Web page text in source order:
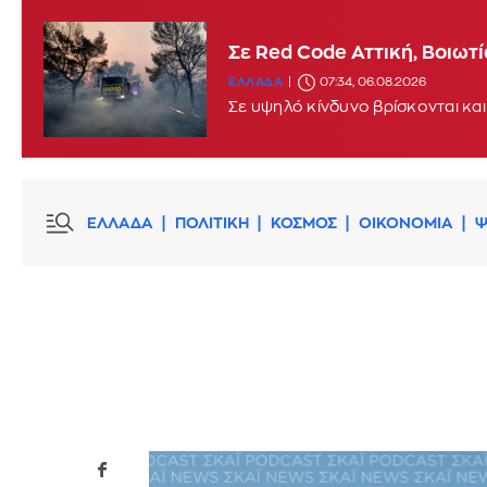
Σε Red Code Αττική,
ΕΛΛΑΔΑ 07:34, 06.08.2026
Σε υψηλό κίνδυνο βρίσκονται
ΕΛΛΑΔΑ ΠΟΛΙΤΙΚΗ ΚΟΣΜΟΣ ΟΙΚΟΝΟΜΙΑ